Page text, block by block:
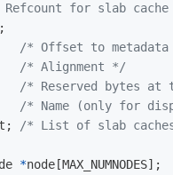
for slab
/* Offset to
/* Alignment */
/* Reserved bytes
/* Name (only for
; /* List of slab
*node [MAX_NUMNODES];